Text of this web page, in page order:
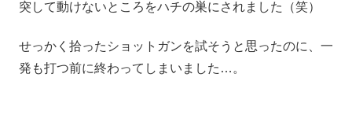
突して動けないところをハチの巣にされました（笑）
せっかく拾ったショットガンを試そうと思ったのに、一
発も打つ前に終わってしまいました…。